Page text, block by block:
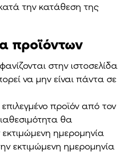
την κατάθεση της
προϊόντων
στην ιστοσελίδα
να μην είναι πάντα σε
προϊόν από τον
θα
εκτιμώμενη ημερομηνία
εκτιμώμενη ημερομηνία